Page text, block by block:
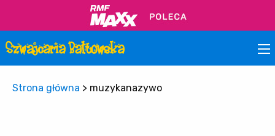
Strona główna > muzykanazywo